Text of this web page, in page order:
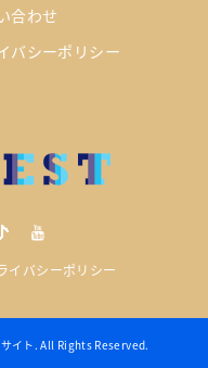
合わせ
バシーポリシー
イバシーポリシー
イト. All Rights Reserved.